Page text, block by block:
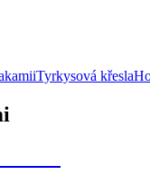
Tyrkysová křesla